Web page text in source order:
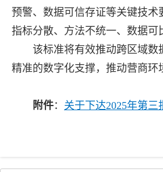
预警、数据可信存证等关键技
指标分散、方法不统一、数据
该标准将有效推动跨区域
精准的数字化支撑，推动营商
附件： 关于下达2025年第